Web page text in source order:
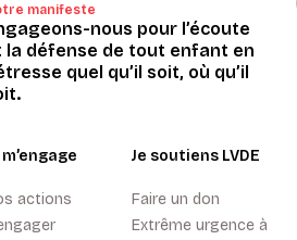
manifeste
nous pour l’écoute
la défense de tout enfant en
quel qu’il soit, où qu’il
m’engage
actions
Je soutiens LVDE
Faire un don
Extrême urgence à